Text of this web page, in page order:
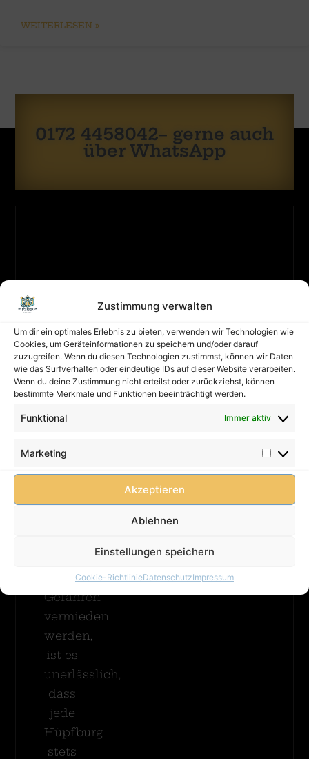
Zustimmung verwalten
Um dir ein optimales Erlebnis zu bieten, verwenden wir Technologien wie
Cookies, um Geräteinformationen zu speichern und/oder darauf
zuzugreifen. Wenn du diesen Technologien zustimmst, können wir Daten
wie das Surfverhalten oder eindeutige IDs auf dieser Website verarbeiten.
Wenn du deine Zustimmung nicht erteilst oder zurückziehst, können
bestimmte Merkmale und Funktionen beeinträchtigt werden.
Funktional Immer aktiv
Marketing
Akzeptieren
Ablehnen
Einstellungen speichern
Cookie-RichtlinieDatenschutzImpressum
WEITERLESEN »
0172 4458042– gerne auch
über WhatsApp
Sicherheit
oberste
Priorität:
Eine
Hüpfburg
muss
immer
Damit
mögliche
Gefahren
vermieden
werden,
ist es
unerlässlich,
dass
jede
Hüpfburg
stets
KONTAKT
Kontakt
Impressum
Datenschutz
(EU)
Hüpfburg
Ritterburg
XXL
Merhr
Bungee
Merhr